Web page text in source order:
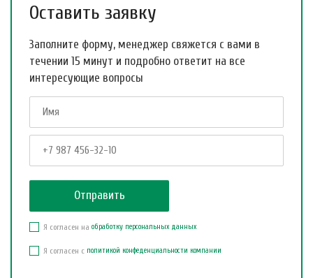
Оставить заявку
Заполните форму, менеджер свяжется с вами в
течении 15 минут и подробно ответит на все
интересующие вопросы
Я согласен на обработку персональных данных
Я согласен с политикой конфеденциальности компании